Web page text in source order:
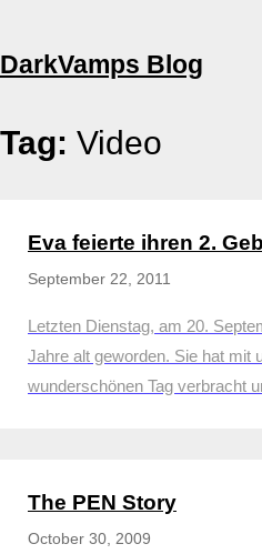
to
DarkVamps Blog
Tag: Video
Eva feierte ihren 2.
September 22, 2011
Letzten Dienstag, am 20.
Jahre alt geworden. Sie hat mit
wunderschönen Tag verbracht
The PEN Story
October 30, 2009